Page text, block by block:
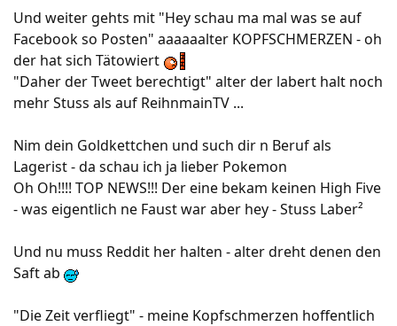
Und weiter gehts mit "Hey schau ma mal was se auf
Facebook so Posten" aaaaaalter KOPFSCHMERZEN - oh
der hat sich Tätowiert
"Daher der Tweet berechtigt" alter der labert halt noch
mehr Stuss als auf ReihnmainTV ...
Nim dein Goldkettchen und such dir n Beruf als
Lagerist - da schau ich ja lieber Pokemon
Oh Oh!!!! TOP NEWS!!! Der eine bekam keinen High Five
- was eigentlich ne Faust war aber hey - Stuss Laber²
Und nu muss Reddit her halten - alter dreht denen den
Saft ab
"Die Zeit verfliegt" - meine Kopfschmerzen hoffentlich